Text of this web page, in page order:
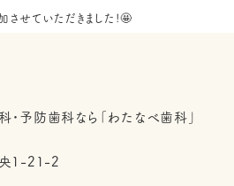
させていただきました!🤩
1-21-2